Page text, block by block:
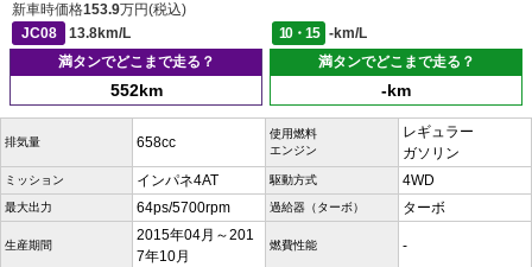
新車時価格153.9万円(税込)
JC08
13.8km/L 10・15
-km/L
満タンでどこまで走る？
552km
満タンでどこまで走る？
-km
排気量 658cc
使用燃料
エンジン
レギュラー
ガソリン
ミッション インパネ4AT 駆動方式 4WD
最大出力 64ps/5700rpm 過給器（ターボ） ターボ
生産期間
2015年04月～201
7年10月
燃費性能 -